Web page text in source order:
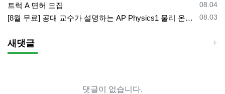
등록일
08.04
트럭 A 면허 모집
등록일
08.03
[8월 무료] 공대 교수가 설명하는 AP Physics1 물리 온라인 강의
새댓글
댓글이 없습니다.